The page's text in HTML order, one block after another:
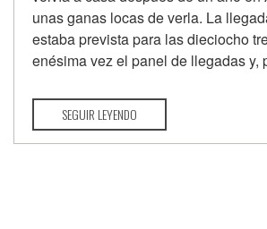
unas ganas locas de verla. La
estaba prevista para las dieciocho
enésima vez el panel de llegadas y,
SEGUIR LEYENDO